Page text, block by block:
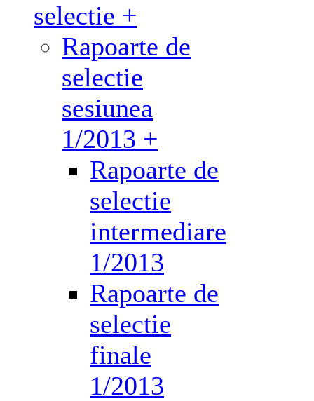
selectie +
Rapoarte de
selectie
sesiunea
1/2013 +
Rapoarte de
selectie
intermediare
1/2013
Rapoarte de
selectie
finale
1/2013